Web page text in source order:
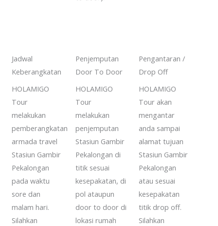
Jadwal
Keberangkatan
HOLAMIGO
Tour
melakukan
pemberangkatan
armada travel
Stasiun Gambir
Pekalongan
pada waktu
sore dan
malam hari.
Silahkan
Penjemputan
Door To Door
HOLAMIGO
Tour
melakukan
penjemputan
Stasiun Gambir
Pekalongan di
titik sesuai
kesepakatan, di
pol ataupun
door to door di
lokasi rumah
Pengantaran /
Drop Off
HOLAMIGO
Tour akan
mengantar
anda sampai
alamat tujuan
Stasiun Gambir
Pekalongan
atau sesuai
kesepakatan
titik drop off.
Silahkan